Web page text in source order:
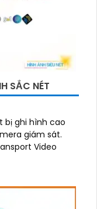
SẮC NÉT
bị ghi hình cao
giám sát.
Video